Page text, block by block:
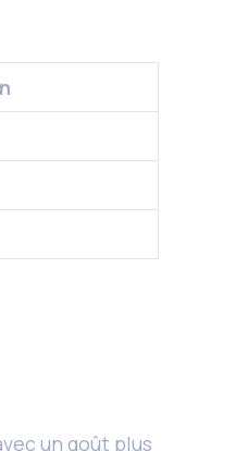
un goût plus